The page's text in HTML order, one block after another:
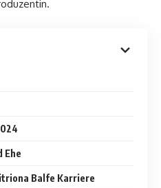
Ehe
Balfe Karriere